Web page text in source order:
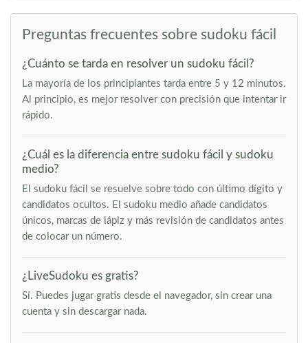
Preguntas frecuentes sobre sudoku fácil
¿Cuánto se tarda en resolver un sudoku fácil?
La mayoría de los principiantes tarda entre 5 y 12 minutos.
Al principio, es mejor resolver con precisión que intentar ir
rápido.
¿Cuál es la diferencia entre sudoku fácil y sudoku
medio?
El sudoku fácil se resuelve sobre todo con último dígito y
candidatos ocultos. El sudoku medio añade candidatos
únicos, marcas de lápiz y más revisión de candidatos antes
de colocar un número.
¿LiveSudoku es gratis?
Sí. Puedes jugar gratis desde el navegador, sin crear una
cuenta y sin descargar nada.